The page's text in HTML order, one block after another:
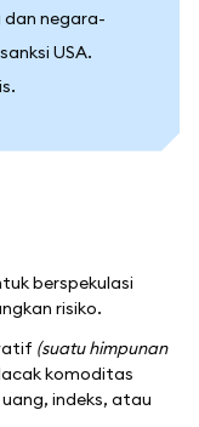
dan negara-
USA.
berspekulasi
risiko.
(suatu himpunan
komoditas
indeks, atau